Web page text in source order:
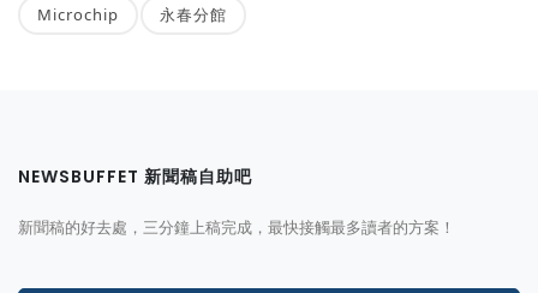
Microchip 永春分館
NEWSBUFFET 新聞稿自助吧
新聞稿的好去處，三分鐘上稿完成，最快接觸最多讀者的方案！